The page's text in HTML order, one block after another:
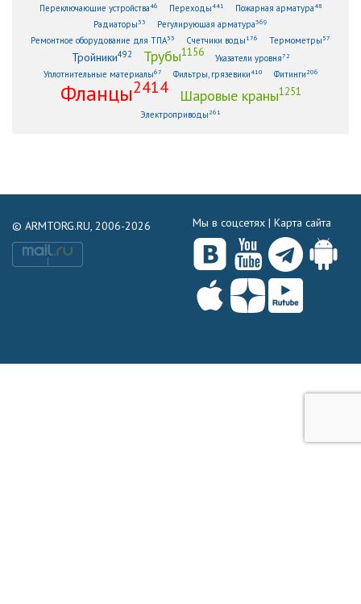
Переключающие устройства46 Переходы441 Пожарная арматура48
Радиаторы33 Регулирующая арматура369
Ремонтное оборудование для ТПА53 Счетчики воды176 Термометры 57
Тройники492 Трубы1156 Указатели уровня72
Уплотнительные материалы67 Фильтры, грязевики410 Фитинги 206
Фланцы2414 Шаровые краны1251
Электроприводы 261
© ARMTORG.RU, 2006-2026 Мы в соцсетях | Карта сайта